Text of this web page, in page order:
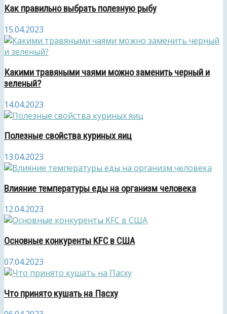
Как правильно выбрать полезную рыбу
15.04.2023
Какими травяными чаями можно заменить черный и
зеленый?
14.04.2023
Полезные свойства куриных яиц
13.04.2023
Влияние температуры еды на организм человека
12.04.2023
Основные конкуренты KFC в США
07.04.2023
Что принято кушать на Пасху